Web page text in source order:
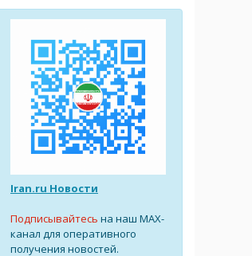
Iran.ru Новости
Подписывайтесь на наш MAX-
канал для оперативного
получения новостей.